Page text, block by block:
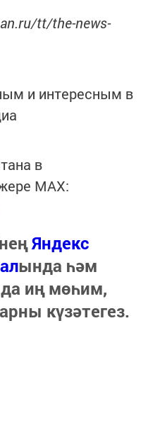
tt/the-news-
и интересным в
в
MАХ:
Яндекс
ында һәм
иң мөһим,
күзәтегез.